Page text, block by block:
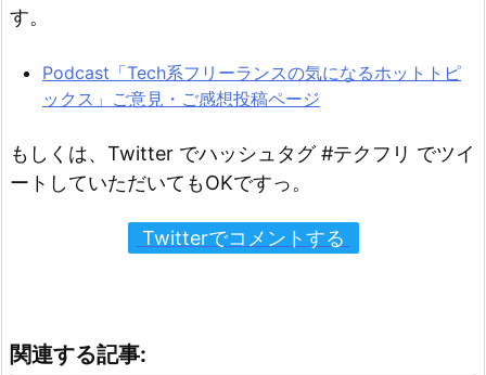
す。
Podcast「Tech系フリーランスの気になるホットトピ
ックス」ご意見・ご感想投稿ページ
もしくは、Twitter でハッシュタグ #テクフリ でツイ
ートしていただいてもOKですっ。
Twitterでコメントする
関連する記事: